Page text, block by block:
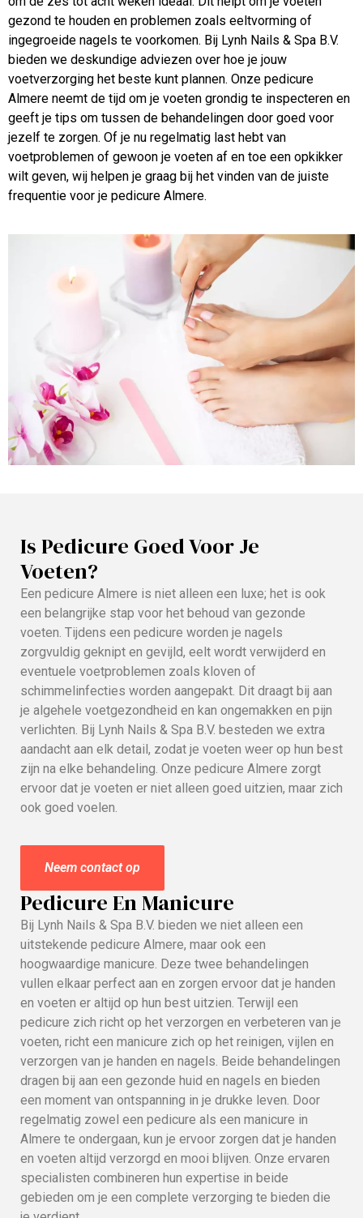
gezond te houden en problemen zoals eeltvorming of
ingegroeide nagels te voorkomen. Bij Lynh Nails & Spa B.V.
bieden we deskundige adviezen over hoe je jouw
voetverzorging het beste kunt plannen. Onze pedicure
Almere neemt de tijd om je voeten grondig te inspecteren en
geeft je tips om tussen de behandelingen door goed voor
jezelf te zorgen. Of je nu regelmatig last hebt van
voetproblemen of gewoon je voeten af en toe een opkikker
wilt geven, wij helpen je graag bij het vinden van de juiste
frequentie voor je pedicure Almere.
Is Pedicure Goed Voor Je
Voeten?
Een pedicure Almere is niet alleen een luxe; het is ook
een belangrijke stap voor het behoud van gezonde
voeten. Tijdens een pedicure worden je nagels
zorgvuldig geknipt en gevijld, eelt wordt verwijderd en
eventuele voetproblemen zoals kloven of
schimmelinfecties worden aangepakt. Dit draagt bij aan
je algehele voetgezondheid en kan ongemakken en pijn
verlichten. Bij Lynh Nails & Spa B.V. besteden we extra
aandacht aan elk detail, zodat je voeten weer op hun best
zijn na elke behandeling. Onze pedicure Almere zorgt
ervoor dat je voeten er niet alleen goed uitzien, maar zich
ook goed voelen.
Neem contact op
Pedicure En Manicure
Bij Lynh Nails & Spa B.V. bieden we niet alleen een
uitstekende pedicure Almere, maar ook een
hoogwaardige manicure. Deze twee behandelingen
vullen elkaar perfect aan en zorgen ervoor dat je handen
en voeten er altijd op hun best uitzien. Terwijl een
pedicure zich richt op het verzorgen en verbeteren van je
voeten, richt een manicure zich op het reinigen, vijlen en
verzorgen van je handen en nagels. Beide behandelingen
dragen bij aan een gezonde huid en nagels en bieden
een moment van ontspanning in je drukke leven. Door
regelmatig zowel een pedicure als een manicure in
Almere te ondergaan, kun je ervoor zorgen dat je handen
en voeten altijd verzorgd en mooi blijven. Onze ervaren
specialisten combineren hun expertise in beide
gebieden om je een complete verzorging te bieden die